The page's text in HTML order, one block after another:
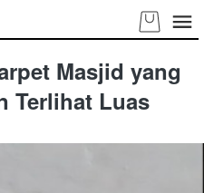
Masjid yang
Terlihat Luas